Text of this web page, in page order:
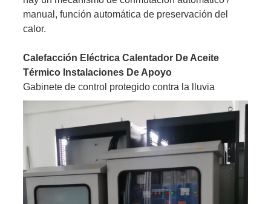
manual, función automática de preservación del
calor.
Calefacción Eléctrica Calentador De Aceite
Térmico Instalaciones De Apoyo
Gabinete de control protegido contra la lluvia